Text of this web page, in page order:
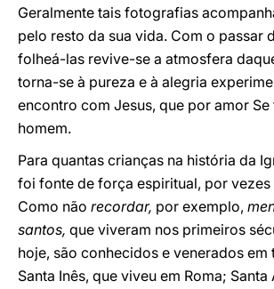
Geralmente tais fotografias
pelo resto da sua vida. Com o passar
folheá-las revive-se a atmosfera
torna-se à pureza e à alegria
encontro com Jesus, que por amor
homem.
Para quantas crianças na história da
foi fonte de força espiritual, por vezes
Como não recordar, por exemplo,
santos, que viveram nos primeiros
hoje, são conhecidos e venerados em
Santa Inês, que viveu em Roma; Santa